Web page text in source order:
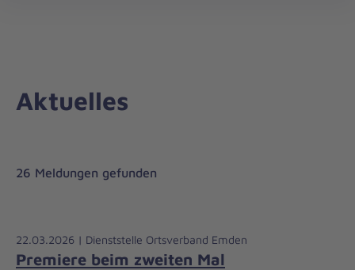
Aktuelles
26 Meldungen gefunden
22.03.2026 | Dienststelle Ortsverband Emden
Premiere beim zweiten Mal